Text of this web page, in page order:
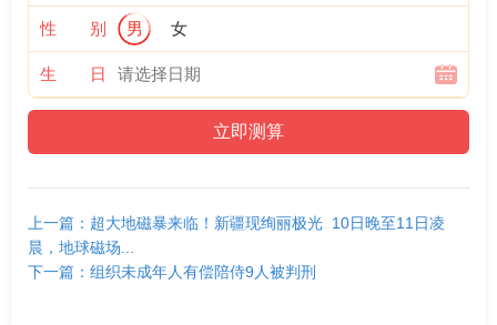
性 别 男 女
生 日
上一篇：超大地磁暴来临！新疆现绚丽极光 10日晚至11日凌
晨，地球磁场...
下一篇：组织未成年人有偿陪侍9人被判刑